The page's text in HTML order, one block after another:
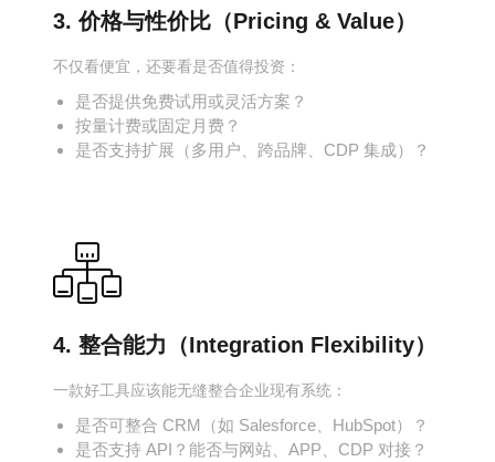
3. 价格与性价比（Pricing & Value）
不仅看便宜，还要看是否值得投资：
是否提供免费试用或灵活方案？
按量计费或固定月费？
是否支持扩展（多用户、跨品牌、CDP 集成）？
4. 整合能力（Integration Flexibility）
一款好工具应该能无缝整合企业现有系统：
是否可整合 CRM（如 Salesforce、HubSpot）？
是否支持 API？能否与网站、APP、CDP 对接？